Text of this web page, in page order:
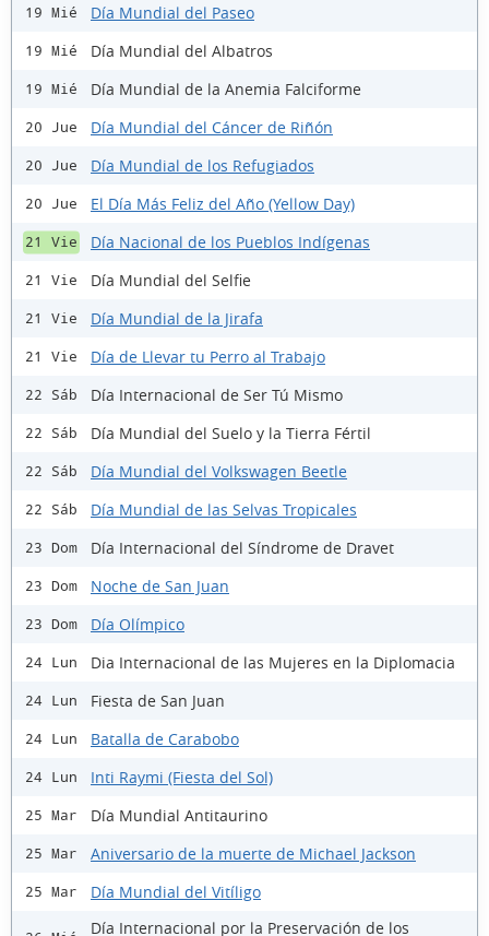
19 Mié Día Mundial del Paseo
19 Mié Día Mundial del Albatros
19 Mié Día Mundial de la Anemia Falciforme
20 Jue Día Mundial del Cáncer de Riñón
20 Jue Día Mundial de los Refugiados
20 Jue El Día Más Feliz del Año (Yellow Day)
21 Vie Día Nacional de los Pueblos Indígenas
21 Vie Día Mundial del Selfie
21 Vie Día Mundial de la Jirafa
21 Vie Día de Llevar tu Perro al Trabajo
22 Sáb Día Internacional de Ser Tú Mismo
22 Sáb Día Mundial del Suelo y la Tierra Fértil
22 Sáb Día Mundial del Volkswagen Beetle
22 Sáb Día Mundial de las Selvas Tropicales
23 Dom Día Internacional del Síndrome de Dravet
23 Dom Noche de San Juan
23 Dom Día Olímpico
24 Lun Dia Internacional de las Mujeres en la Diplomacia
24 Lun Fiesta de San Juan
24 Lun Batalla de Carabobo
24 Lun Inti Raymi (Fiesta del Sol)
25 Mar Día Mundial Antitaurino
25 Mar Aniversario de la muerte de Michael Jackson
25 Mar Día Mundial del Vitíligo
Día Internacional por la Preservación de los